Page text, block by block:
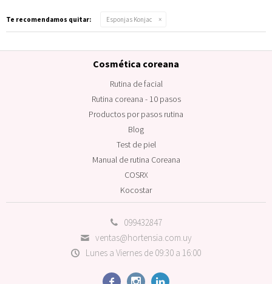
Te recomendamos quitar: Esponjas Konjac
099432847
ventas@hortensia.com.uy
Lunes a Viernes de 09:30 a 16:00
  
Cosmética coreana
Rutina de facial
Rutina coreana - 10 pasos
Productos por pasos rutina
Blog
Test de piel
Manual de rutina Coreana
COSRX
Kocostar